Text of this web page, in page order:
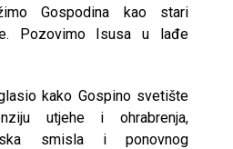
Gospodina kao stari
Pozovimo Isusa u lađe
kako Gospino svetište
utjehe i ohrabrenja,
smisla i ponovnog